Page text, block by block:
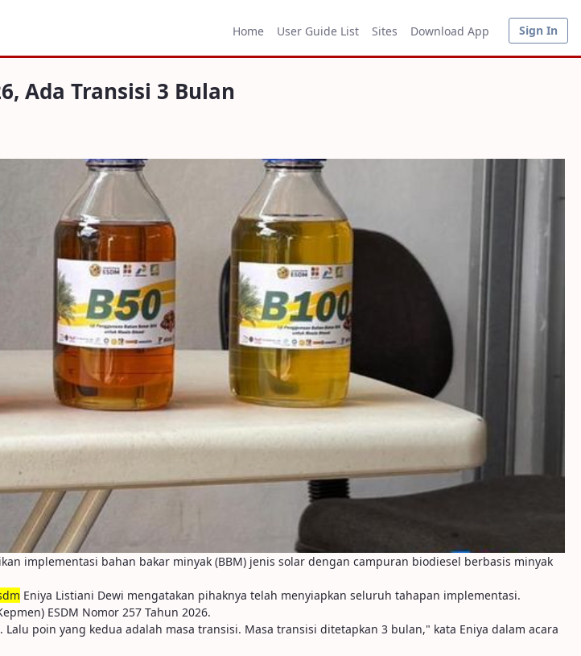
3 Bulan
Home User Guide List Sites Download App Sign In
Ada Transisi 3 Bulan
implementasi bahan bakar minyak (BBM) jenis solar dengan campuran biodiesel berbasis minyak
Eniya Listiani Dewi mengatakan pihaknya telah menyiapkan seluruh tahapan implementasi.
ESDM Nomor 257 Tahun 2026.
poin yang kedua adalah masa transisi. Masa transisi ditetapkan 3 bulan," kata Eniya dalam acara